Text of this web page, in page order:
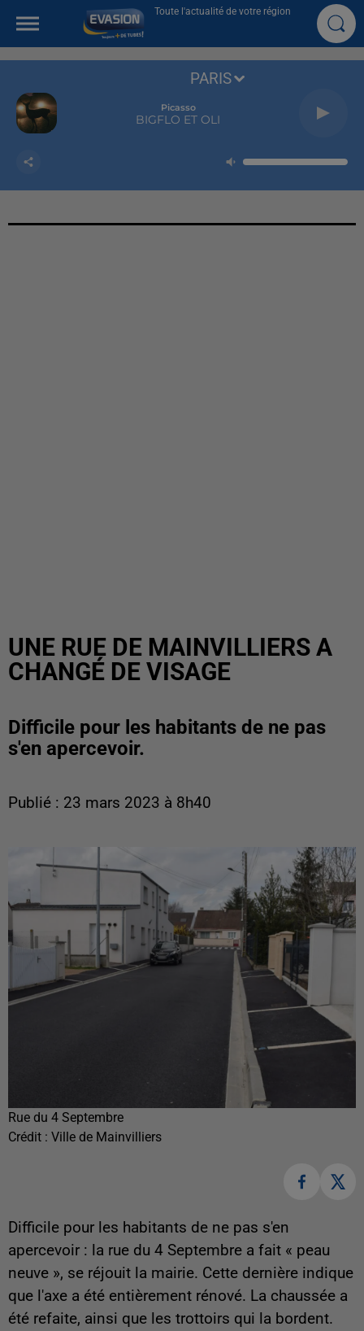
Toute l'actualité de votre région
Picasso
BIGFLO ET OLI
PARIS
UNE RUE DE MAINVILLIERS A
CHANGÉ DE VISAGE
Difficile pour les habitants de ne pas
s'en apercevoir.
Publié : 23 mars 2023 à 8h40
Rue du 4 Septembre
Crédit : Ville de Mainvilliers
Difficile pour les habitants de ne pas s'en
apercevoir : la rue du 4 Septembre a fait « peau
neuve », se réjouit la mairie. Cette dernière indique
que l'axe a été entièrement rénové. La chaussée a
été refaite, ainsi que les trottoirs qui la bordent.